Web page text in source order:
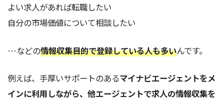
よい求人があれば転職したい
自分の市場価値について相談したい
…などの情報収集目的で登録している人も多いんです。
例えば、手厚いサポートのあるマイナビエージェントをメ
インに利用しながら、他エージェントで求人の情報収集を